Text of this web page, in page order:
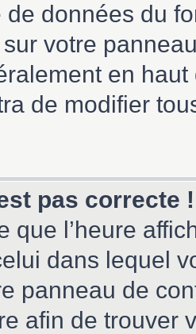
de données du
votre
en
de modifier
pas correcte !
que l’heure
dans lequel
panneau de
afin de trouver